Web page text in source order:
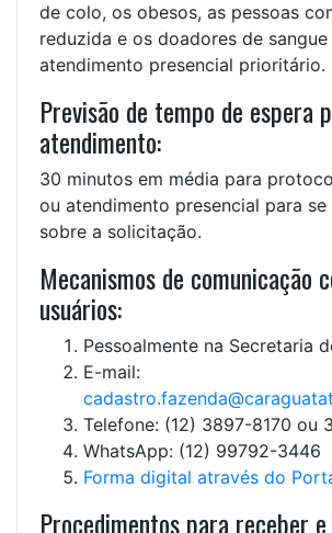
de colo, os obesos, as pessoas
reduzida e os doadores de
atendimento presencial prioritário.
Previsão de tempo de espera
atendimento:
30 minutos em média para
ou atendimento presencial para
sobre a solicitação.
Mecanismos de comunicação
usuários:
Pessoalmente na Secretaria
E-mail:
Telefone: (12) 3897-8170 ou
WhatsApp: (12) 99792-3446
Forma digital através do
Procedimentos para receber